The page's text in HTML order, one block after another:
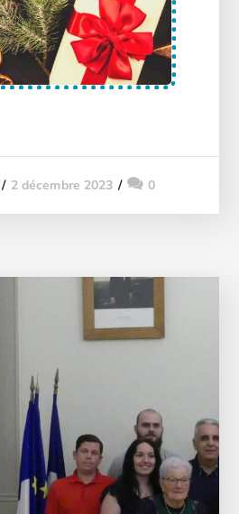
2 décembre 2023 0